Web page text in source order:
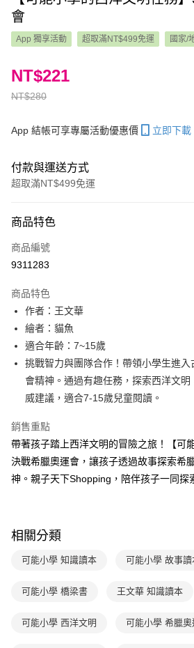
會
App 獨享活動 超取滿NT$499免運 國家/
NT$280
NT$221
App 結帳可享專屬活動優惠價 立即下載
付款與運送方式
超取滿NT$499免運
信用卡一次付款
LINE Pay
大哥付你分期
相關說明
【大哥付你分期使用說明】
1.本服務由台灣大哥大提供，台灣大哥大用戶可
2.付款方式選擇「大哥付你分期」，訂單成立
流程，驗證手機門號後，選擇欲分期的期數、
3.實際核准額度、可分期數及費用金額請依後續
消。如遇「轉專審核」未通過狀況，表示未達大
法說明評估內容。
1.分期款項不併入電信帳單，「大哥付你分期
醒簡訊。
【注意事項】
1.本服務係由「台灣大哥大股份有限公司」（以
用戶於交易時，得透過本服務購買商品或服務
買賣價金債權讓與本公司後，依約使用本公司帳
資料（包含姓名、電話或地址）提供予台灣大
3.完整用戶服務條款，請詳閱以下連結： https://
AFTEE先享後付
相關說明
【關於「AFTEE先享後付」】
AFTEE先享後付是「在收到商品之後才付款」
１．簡單：不需註冊會員、不需綁卡、不需儲值
２．便利：只要手機號碼，簡訊認證，即可結帳
３．安心：先確認商品／服務後，再付款。
１．於結帳方式選擇「AFTEE先享後付」後，將
ATM／網路銀行／等多元方式進行付款，方視為
購買商品的店家。未經商家同意取消之訂單仍
是否繳費成功／繳費後需取消欲退款等相關疑
ATM付款
運送方式
付款後全家取貨｜8/8-8/14運費優惠，結
每筆NT$70，滿NT$499(含以上)免運費
國內宅配/郵寄 (不適用離島、海外及郵局i
每筆NT$70，滿NT$800(含以上)免運費
離島宅配（澎湖、金門、馬祖、小琉球；
海外包裹航空運送
商品特色
商品編號
9311283
商品特色
作者：王文華
繪者：貓魚
適合年齡：7~15歲
挑戰智力與團隊合作！帶領小學生進
會精神。通過有趣任務，探索西洋文
威建議，適合7-15歲兒童閱讀。
銷售重點
帶著孩子踏上西洋文明的冒險之旅！【可
決戰希臘奧運會，讓孩子透過故事探索希
神。親子天下Shopping，陪伴孩子一同探
相關分類
可能小學 知識讀本 可能小學 故事讀
可能小學 橋梁書 王文華 知識讀本
可能小學 西洋文明 可能小學 希臘奧